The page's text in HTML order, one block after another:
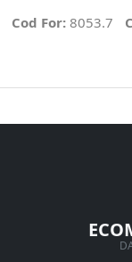
Cod For: 8053.7